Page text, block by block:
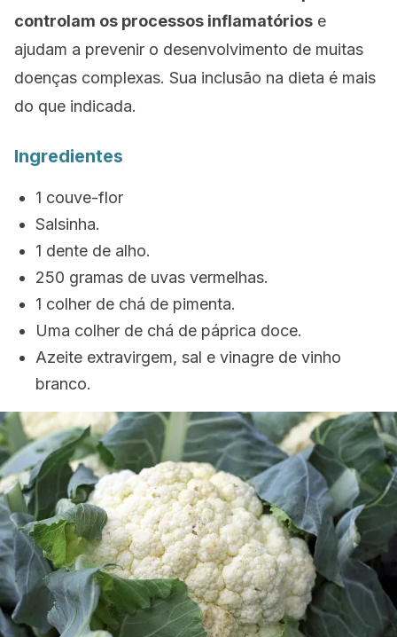
controlam os processos inflamatórios e
ajudam a prevenir o desenvolvimento de muitas
doenças complexas. Sua inclusão na dieta é mais
do que indicada.
Ingredientes
1 couve-flor
Salsinha.
1 dente de alho.
250 gramas de uvas vermelhas.
1 colher de chá de pimenta.
Uma colher de chá de páprica doce.
Azeite extravirgem, sal e vinagre de vinho
branco.